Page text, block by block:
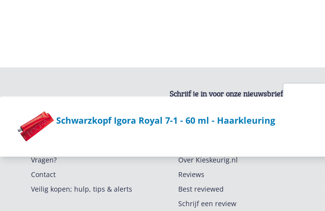
Schwarzkopf Igora Royal 7-1 - 60 ml - Haarkleuring
Schrijf je in voor onze nieuwsbrief
Vragen?
Contact
Veilig kopen; hulp, tips & alerts
Over Kieskeurig.nl
Reviews
Best reviewed
Schrijf een review